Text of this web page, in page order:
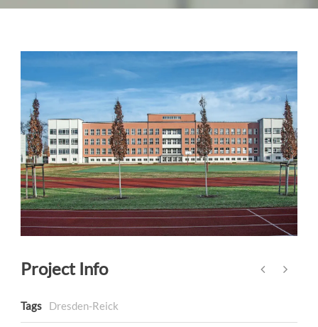
Project Info
Tags Dresden-Reick